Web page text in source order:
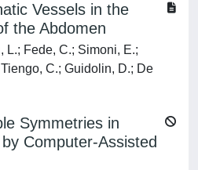
Vessels in the
the Abdomen
L.; Fede, C.; Simoni, E.;
C.; Guidolin, D.; De
Symmetries in
Computer-Assisted